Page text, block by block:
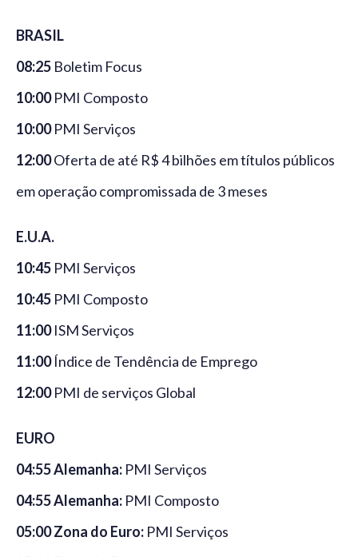
BRASIL
08:25 Boletim Focus
10:00PMI Composto
10:00PMI Serviços
12:00Oferta de até R$ 4 bilhões em títulos públicos
em operação compromissada de 3 meses
E.U.A.
10:45 PMI Serviços
10:45 PMI Composto
11:00ISM Serviços
11:00Índice de Tendência de Emprego
12:00PMI de serviços Global
EURO
04:55 Alemanha: PMI Serviços
04:55 Alemanha: PMI Composto
05:00 Zona do Euro: PMI Serviços